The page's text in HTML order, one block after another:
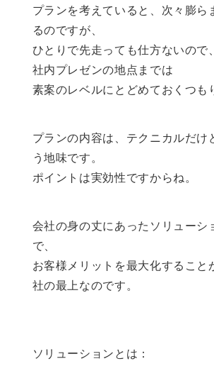
プランを考えていると、次々膨ら
るのですが、
ひとりで先走っても仕方ないので
社内プレゼンの地点までは
素案のレベルにとどめておくつも
プランの内容は、テクニカルだけ
う地味です。
ポイントは実効性ですからね。
会社の身の丈にあったソリューシ
で、
お客様メリットを最大化すること
社の最上なのです。
ソリューションとは：